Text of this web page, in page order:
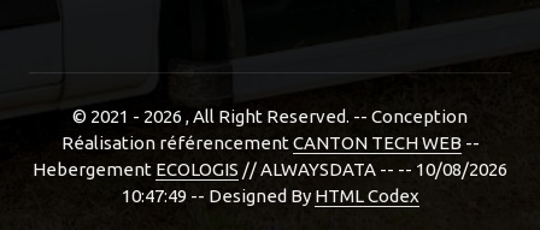
© 2021 - 2026 , All Right Reserved. -- Conception
Réalisation référencementCANTON TECH WEB--
Hebergement ECOLOGIS // ALWAYSDATA -- -- 10/08/2026
10:47:49 -- Designed By HTML Codex